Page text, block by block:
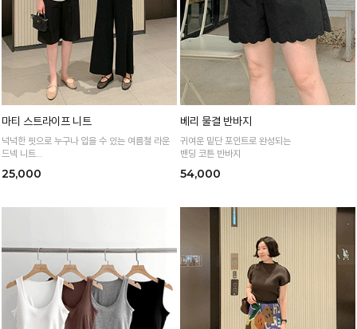
마티 스트라이프 니트
넉넉한 핏으로 누구나 입을 수 있는 여름철 라운
드넥 니트
입어요
25,000
베리 물결 반바지
귀여운 밑단 포인트로 완성되는
밴딩 코튼 반바지
54,000